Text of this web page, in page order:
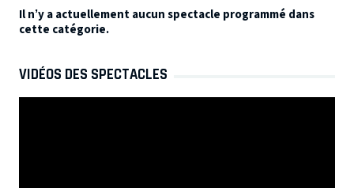
Il n’y a actuellement aucun spectacle programmé dans
cette catégorie.
VIDÉOS DES SPECTACLES